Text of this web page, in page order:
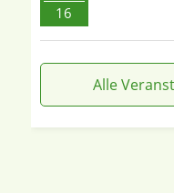
16
Alle